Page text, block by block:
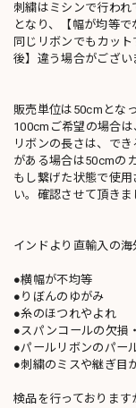
刺繍はミシンで行わ
となり、【幅が均等
同じリボンでもカッ
後】違う場合がござい
販売単位は50cmとな
100cmご希望の場合は
リボンの長さは、で
がある場合は50cmの
もし繋げた状態で使
い。確認させて頂きま
インドより直輸入の
●横幅が不均等
●りぼんのゆがみ
●糸のほつれやよれ
●スパンコールの欠損
●パールリボンのパー
●刺繍のミスや継ぎ目
検品を行っておりま